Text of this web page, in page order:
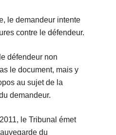
demandeur intente
contre le défendeur.
non
le document, mais y
au sujet de la
demandeur.
le Tribunal émet
du